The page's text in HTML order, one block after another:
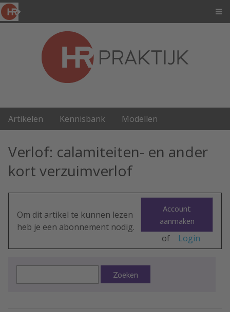
Artikelen Kennisbank Modellen
Verlof: calamiteiten- en ander
kort verzuimverlof
Om dit artikel te kunnen lezen
heb je een abonnement nodig.
Account
aanmaken
of Login
Zoeken